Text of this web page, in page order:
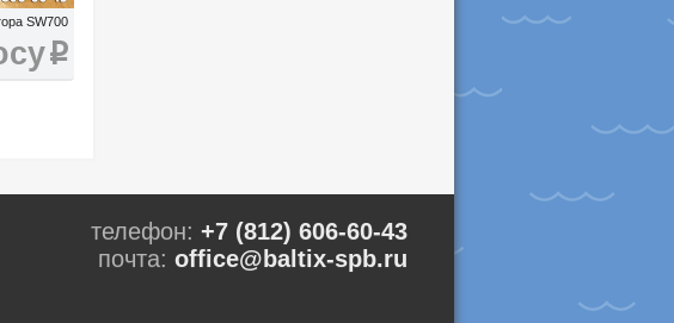
SW700
i
телефон: +7 (812) 606-60-43
почта: office@baltix-spb.ru